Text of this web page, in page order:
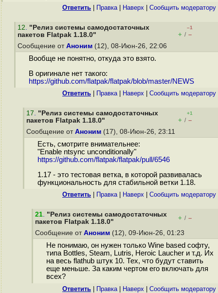
Ответить Правка| Наверх Cообщить модератору
12. "Релиз системы самодостаточных
пакетов Flatpak 1.18.0"
–1
+ / –
Сообщение от Аноним (12), 08-Июн-26, 22:06
Вообще не понятно, откуда это взято.
В оригинале нет такого:
https://github.com/flatpak/flatpak/blob/master/NEWS
Ответить Правка| Наверх Cообщить модератору
17. "Релиз системы самодостаточных
пакетов Flatpak 1.18.0"
+1
+ / –
Сообщение от Аноним (17), 08-Июн-26, 23:11
Есть, смотрите внимательнее:
"Enable ntsync unconditionally"
https://github.com/flatpak/flatpak/pull/6546
1.17 - это тестовая ветка, в которой развивалась
функциональность для стабильной ветки 1.18.
Ответить Правка| Наверх Cообщить модератору
21. "Релиз системы самодостаточных
пакетов Flatpak 1.18.0"
+ / –
Сообщение от Аноним (12), 09-Июн-26, 01:23
Не понимаю, он нужен только Wine based софту,
типа Bottles, Steam, Lutris, Heroic Laucher и т.д. Их
на весь flathub штук 10. Тех, что будут ставить
еще меньше. За каким чертом его включать для
всех?
Ответить Правка| Наверх Cообщить модератору